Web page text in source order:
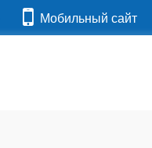
Мобильный сайт